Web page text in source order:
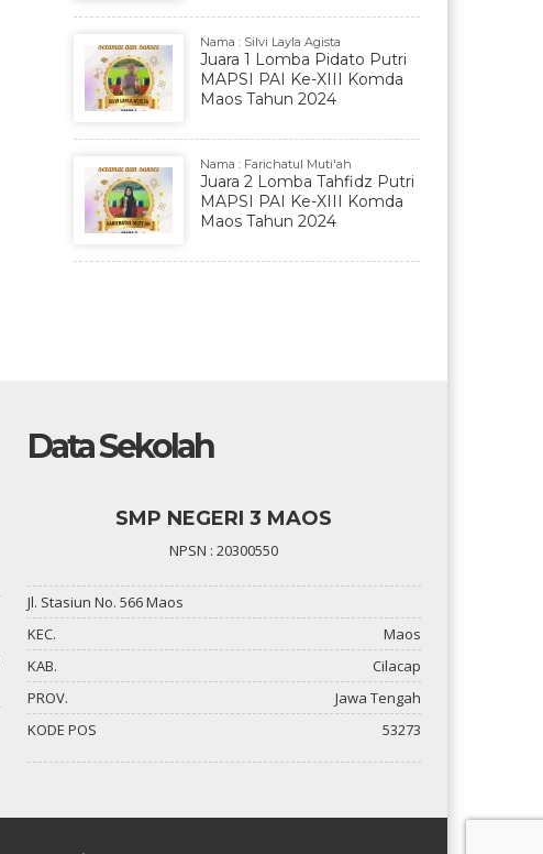
Nama : Silvi Layla Agista
Juara 1 Lomba Pidato Putri
MAPSI PAI Ke-XIII Komda
Maos Tahun 2024
Nama : Farichatul Muti'ah
Juara 2 Lomba Tahfidz Putri
MAPSI PAI Ke-XIII Komda
Maos Tahun 2024
Data Sekolah
SMP NEGERI 3 MAOS
NPSN : 20300550
Jl. Stasiun No. 566 Maos
KEC.
Maos
KAB.
Cilacap
PROV.
Jawa Tengah
KODE POS
53273